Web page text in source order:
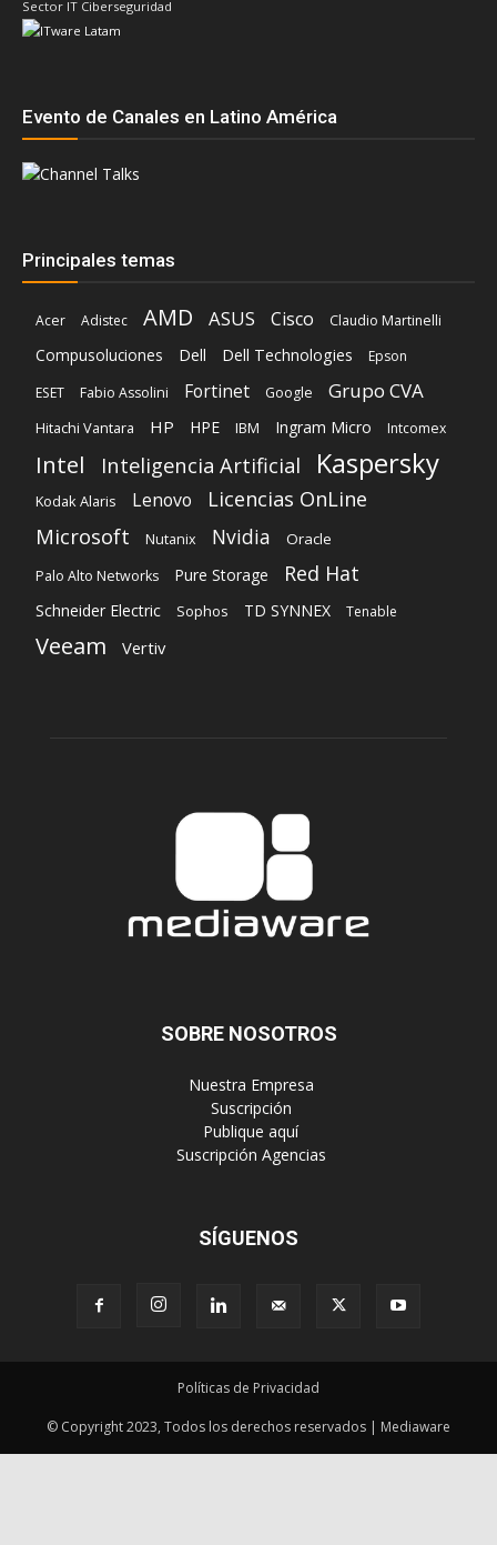
Sector IT Ciberseguridad
Evento de Canales en Latino América
Principales temas
Acer Adistec AMD ASUS Cisco Claudio Martinelli
Compusoluciones Dell Dell Technologies
Epson
ESET
Fabio Assolini Fortinet Google Grupo CVA
Hitachi Vantara HP HPE IBM Ingram Micro Intcomex
Intel Inteligencia Artificial Kaspersky
Kodak Alaris Lenovo Licencias OnLine
Microsoft Nutanix Nvidia Oracle
Palo Alto Networks Pure Storage Red Hat
Schneider Electric Sophos TD SYNNEX Tenable
Veeam Vertiv
SOBRE NOSOTROS
‎ Nuestra Empresa
‎ Suscripción
‎ Publique aquí
‎ Suscripción Agencias
SÍGUENOS
Políticas de Privacidad
© Copyright 2023, Todos los derechos reservados | Mediaware